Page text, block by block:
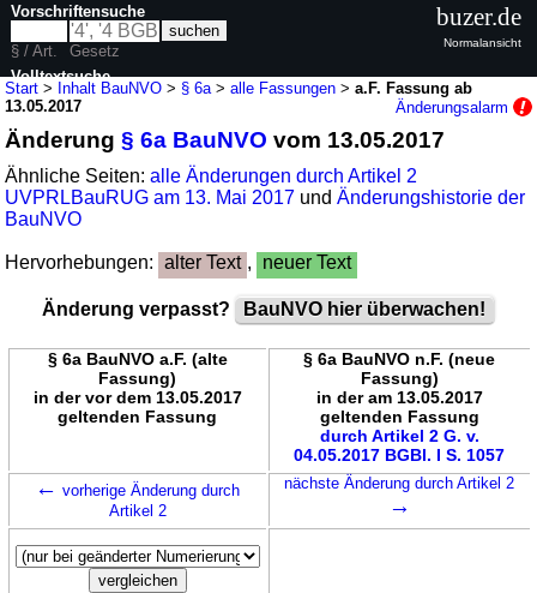
Start > Inhalt BauNVO > § 6a >alle Fassungen >a.F. Fassung ab
13.05.2017
Änderungsalarm
Änderung§ 6a BauNVO vom 13.05.2017
Ähnliche Seiten:alle Änderungen durch Artikel 2
UVPRLBauRUG am 13. Mai 2017 undÄnderungshistorie der
BauNVO
Hervorhebungen: alter Text , neuer Text
Änderung verpasst? BauNVO hier überwachen!
§ 6a BauNVO a.F. (alte
Fassung)
in der vor dem 13.05.2017
geltenden Fassung
§ 6a BauNVO n.F. (neue
Fassung)
in der am 13.05.2017
geltenden Fassung
durch Artikel 2 G. v.
04.05.2017 BGBl. I S. 1057
← vorherige Änderung durch
Artikel 2
nächste Änderung durch Artikel 2
→
Vorschriftensuche
§ / Art.
Gesetz
Volltextsuche
buzer.de
Normalansicht